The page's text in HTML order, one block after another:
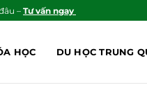
– Tư vấn ngay
HỌC DU HỌC TRUNG